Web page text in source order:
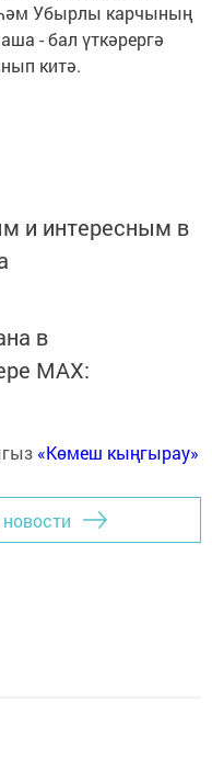
Убырлы карчының
- бал үткәрергә
китә.
и интересным в
в
MАХ:
«Көмеш кыңгырау»